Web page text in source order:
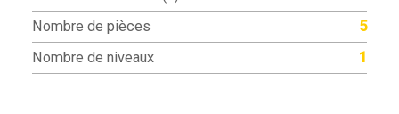
Nombre de pièces
5
Nombre de niveaux
1